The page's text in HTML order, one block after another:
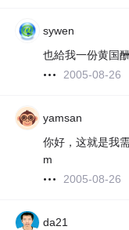
sywen
也給我一份黄国
2005-08-26
yamsan
你好，这就是我
m
2005-08-26
da21